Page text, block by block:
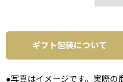
ギフト包装について
●写真はイメージです。実際の